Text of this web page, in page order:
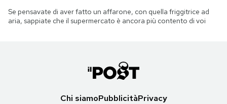
Se pensavate di aver fatto un affarone, con quella friggitrice ad
aria, sappiate che il supermercato è ancora più contento di voi
Chi siamoPubblicitàPrivacy